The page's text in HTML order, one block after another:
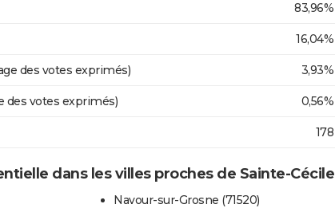
83,96%
16,04%
des votes exprimés) 3,93%
des votes exprimés) 0,56%
178
dans les villes proches de Sainte-Cécile
Navour-sur-Grosne (71520)